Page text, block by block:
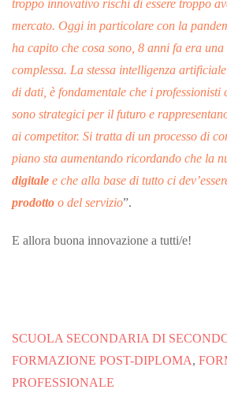
troppo innovativo rischi di essere troppo
mercato. Oggi in particolare con la
ha capito che cosa sono, 8 anni fa era
complessa. La stessa intelligenza
di dati, è fondamentale che i professionisti
sono strategici per il futuro e
ai competitor. Si tratta di un processo di
piano sta aumentando ricordando che la
digitale e che alla base di tutto ci
prodotto o del servizio”.
E allora buona innovazione a tutti/e!
Sara
SCUOLA SECONDARIA DI
FORMAZIONE POST-DIPLOMA,
PROFESSIONALE